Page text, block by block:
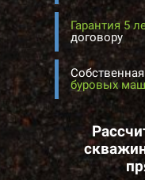
буровых
Гарантия 5
договору